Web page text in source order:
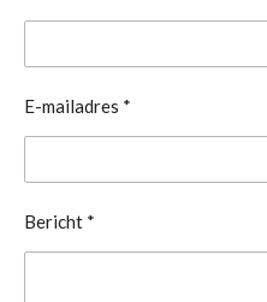
E-mailadres *
Bericht *